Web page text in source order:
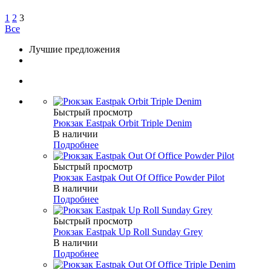
1 2 3
Все
Лучшие предложения
Быстрый просмотр
Рюкзак Eastpak Orbit Triple Denim
В наличии
Подробнее
Быстрый просмотр
Рюкзак Eastpak Out Of Office Powder Pilot
В наличии
Подробнее
Быстрый просмотр
Рюкзак Eastpak Up Roll Sunday Grey
В наличии
Подробнее